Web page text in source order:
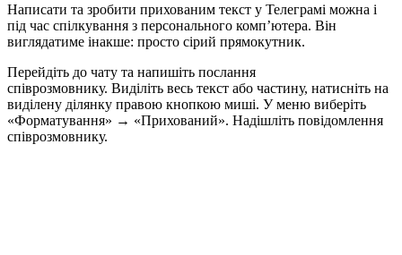
Написати та зробити прихованим текст у Телеграмі можна і
під час спілкування з персонального комп’ютера. Він
виглядатиме інакше: просто сірий прямокутник.
Перейдіть до чату та напишіть послання
співрозмовнику. Виділіть весь текст або частину, натисніть на
виділену ділянку правою кнопкою миші. У меню виберіть
«Форматування» → «Прихований». Надішліть повідомлення
співрозмовнику.